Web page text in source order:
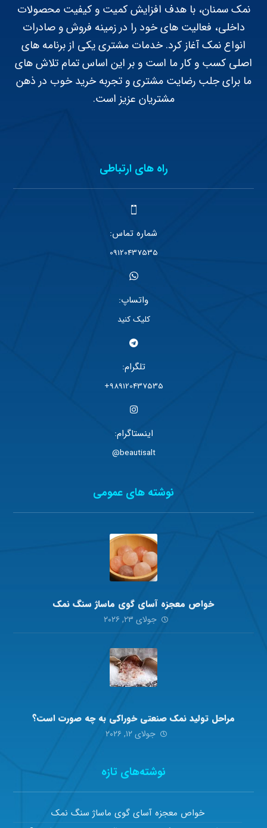
نمک سمنان، با هدف افزایش کمیت و کیفیت محصولات
داخلی، فعالیت های خود را در زمینه فروش و صادرات
انواع نمک آغاز کرد. خدمات مشتری یکی از برنامه های
اصلی کسب و کار ما است و بر این اساس تمام تلاش های
ما برای جلب رضایت مشتری و تجربه خرید خوب در ذهن
مشتریان عزیز است.
راه های ارتباطی
شماره تماس:
09120437535
واتساپ:
کلیک کنید
تلگرام:
989120437535+
اینستاگرام:
beautisalt@
نوشته های عمومی
خواص معجزه آسای گوی ماساژ سنگ نمک
جولای ۲۳, ۲۰۲۶
مراحل تولید نمک صنعتی خوراکی به چه صورت است؟
جولای ۱۲, ۲۰۲۶
نوشته‌های تازه
خواص معجزه آسای گوی ماساژ سنگ نمک